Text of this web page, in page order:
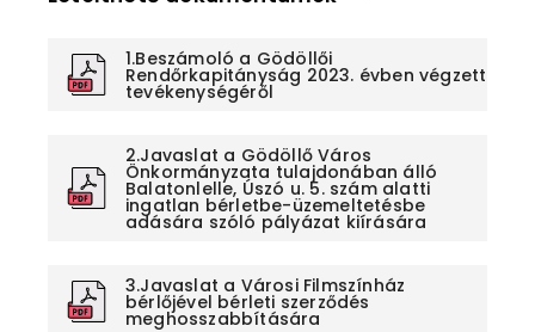
1.Beszámoló a Gödöllői
Rendőrkapitányság 2023. évben végzett
tevékenységéről
2.Javaslat a Gödöllő Város
Önkormányzata tulajdonában álló
Balatonlelle, Úszó u. 5. szám alatti
ingatlan bérletbe-üzemeltetésbe
adására szóló pályázat kiírására
3.Javaslat a Városi Filmszínház
bérlőjével bérleti szerződés
meghosszabbítására